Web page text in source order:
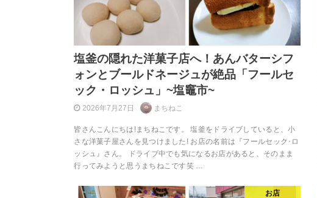
塩釜の隠れた洋菓子店へ！あんバターシフ
ォンとブールドネージュが絶品「フールセ
ック・ロッシュ」~塩竈市~
2026年7月27日 まちねこ
皆さんこんにちは!まちねこです。 塩釜をドライブしていると、小
さな洋菓子屋さんを見つけました! お店の名前は『フールセック･ロ
ッシュ』さん。 ドライブ中でも気になるお店があると、そのまま
行ってみようと思うまちねこです笑 …
お店